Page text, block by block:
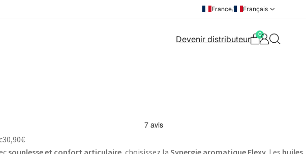
France/ Français
Devenir distributeur 0
30,90€